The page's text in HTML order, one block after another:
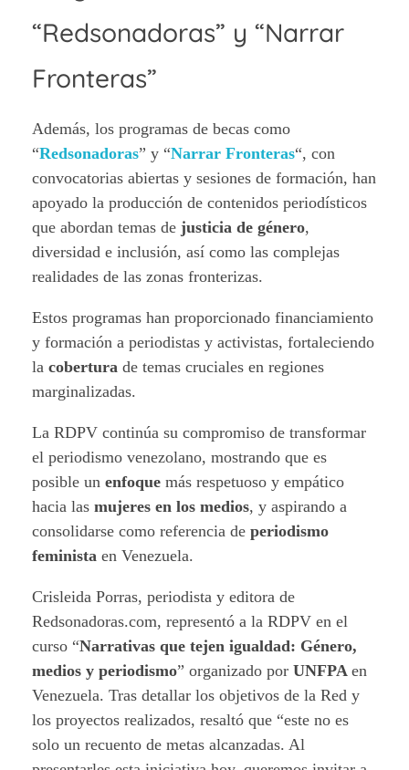
“Redsonadoras” y “Narrar
Fronteras”
Además, los programas de becas como
“Redsonadoras” y “Narrar Fronteras“, con
convocatorias abiertas y sesiones de formación, han
apoyado la producción de contenidos periodísticos
que abordan temas de justicia de género,
diversidad e inclusión, así como las complejas
realidades de las zonas fronterizas.
Estos programas han proporcionado financiamiento
y formación a periodistas y activistas, fortaleciendo
la cobertura de temas cruciales en regiones
marginalizadas.
La RDPV continúa su compromiso de transformar
el periodismo venezolano, mostrando que es
posible un enfoque más respetuoso y empático
hacia las mujeres en los medios, y aspirando a
consolidarse como referencia de periodismo
feminista en Venezuela.
Crisleida Porras, periodista y editora de
Redsonadoras.com, representó a la RDPV en el
curso “Narrativas que tejen igualdad: Género,
medios y periodismo” organizado por UNFPA en
Venezuela. Tras detallar los objetivos de la Red y
los proyectos realizados, resaltó que “este no es
solo un recuento de metas alcanzadas. Al